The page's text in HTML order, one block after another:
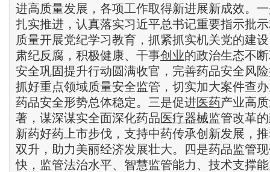
进高质量发展，各项工作取得新进展新成效。
扎实推进，认真落实习近平总书记重要指示批
质量开展党纪学习教育，抓紧抓实机关党的建
肃纪反腐，积极健康、干事创业的政治生态不
安全巩固提升行动圆满收官，完善药品安全风
抓好重点领域质量安全监管，切实加大案件查
药品安全形势总体稳定。三是促进医药产业高
著，谋深谋实全面深化药品医疗器械监管改革
新药好药上市步伐，支持中药传承创新发展，
双升，助力美丽经济发展壮大。四是药品监管
快，监管法治水平、智慧监管能力、技术支撑